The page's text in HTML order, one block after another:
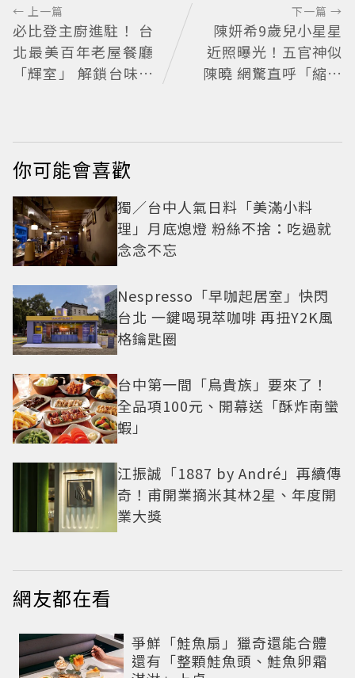
← 上一篇
必比登主廚進駐！ 台
北最美百年老屋餐廳
「輝室」 解鎖台味記
下一篇 →
陳妍希9歲兒小星星
近照曝光！五官神似
陳曉 網驚直呼「縮小
你可能會喜歡
獨／台中人氣日料「美滿小料
理」月底熄燈 粉絲不捨：吃過就
念念不忘
Nespresso「早咖起居室」快閃
台北 一鍵喝現萃咖啡 再扭Y2K風
格鑰匙圈
台中第一間「鳥貴族」要來了！
全品項100元、開幕送「酥炸南蠻
蝦」
江振誠「1887 by André」再續傳
奇！甫開業摘米其林2星、年度開
業大獎
網友都在看
爭鮮「鮭魚扇」獵奇還能合體
還有「整顆鮭魚頭、鮭魚卵霜